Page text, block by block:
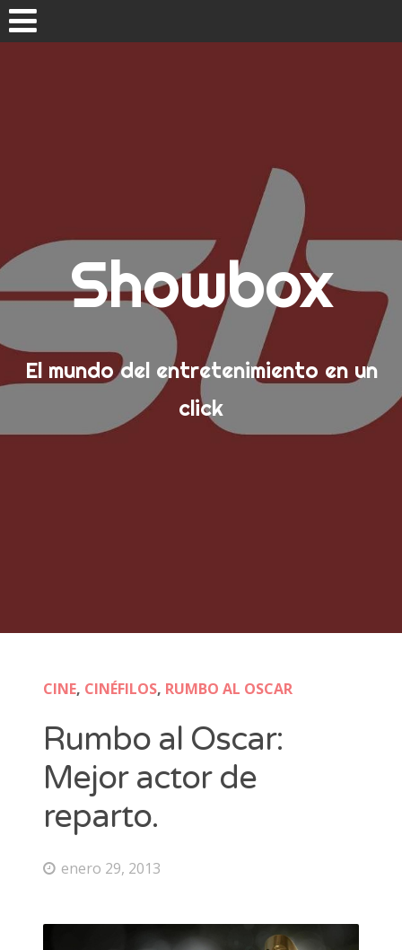
Showbox
El mundo del entretenimiento en un
click
CINE, CINÉFILOS, RUMBO AL OSCAR
Rumbo al Oscar:
Mejor actor de
reparto.
enero 29, 2013